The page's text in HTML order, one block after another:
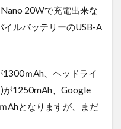
20Wで充電出来な
ルバッテリーのUSB-A
ｍAh、ヘッドライ
が1250mAh、Google
Ahとなりますが、まだ